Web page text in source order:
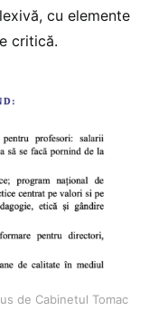
cu elemente
critică.
de Cabinetul Tomac